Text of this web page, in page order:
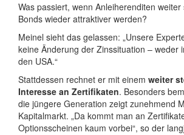
Was passiert, wenn Anleiherenditen weiter
Bonds wieder attraktiver werden?
Meinel sieht das gelassen: „Unsere
keine Änderung der Zinssituation – weder
den USA.“
Stattdessen rechnet er mit einem weiter
Interesse an Zertifikaten. Besonders
die jüngere Generation zeigt zunehmend
Kapitalmarkt. „Da kommt man an
Optionsscheinen kaum vorbei“, so der